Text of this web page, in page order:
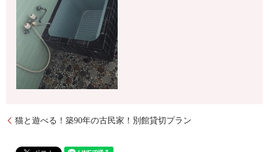
猫と遊べる！築90年の古民家！別館貸切プラン